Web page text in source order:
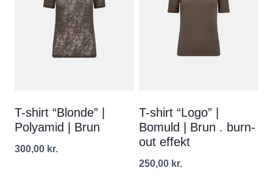
T-shirt “Blonde” |
Polyamid | Brun
300,00 kr.
T-shirt “Logo” |
Bomuld | Brun . burn-
out effekt
250,00 kr.